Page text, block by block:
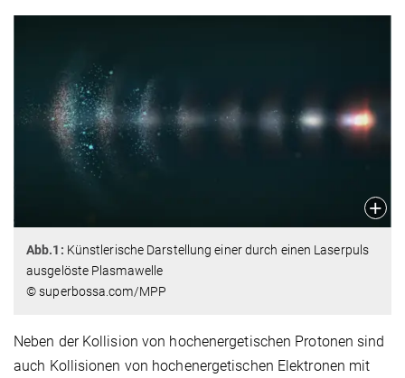
Abb.1: Künstlerische Darstellung einer durch einen Laserpuls
ausgelöste Plasmawelle
© superbossa.com/MPP
Neben der Kollision von hochenergetischen Protonen sind
auch Kollisionen von hochenergetischen Elektronen mit